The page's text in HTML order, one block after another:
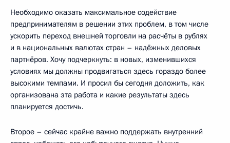
Необходимо оказать максимальное содействие
предпринимателям в решении этих проблем, в том числе
ускорить переход внешней торговли на расчёты в рублях
и в национальных валютах стран – надёжных деловых
партнёров. Хочу подчеркнуть: в новых, изменившихся
условиях мы должны продвигаться здесь гораздо более
высокими темпами. И просил бы сегодня доложить, как
организована эта работа и какие результаты здесь
планируется достичь.
Второе – сейчас крайне важно поддержать внутренний